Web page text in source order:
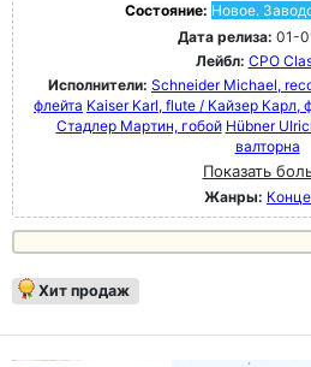
Состояние: Новое.
Дата релиза: 01-
Лейбл: CPO
Исполнители: Schneider Michael,
флейта Kaiser Karl, flute / Кайзер Карл,
Стадлер Мартин, гобой Hübner
валторна
Показать
Жанры:
Хит продаж